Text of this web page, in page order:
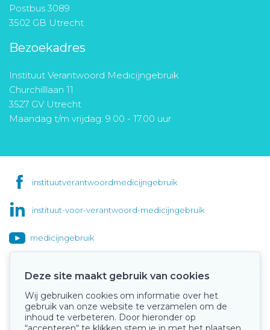
Postbus 3089
3502 GB Utrecht
Bezoekadres
Instituut Verantwoord Medicijngebruik
Churchilllaan 11
3527 GV Utrecht
Maandag t/m vrijdag: 9.00 - 17.00 uur
instituutverantwoordmedicijngebruik
instituut-voor-verantwoord-medicijngebruik
medicijngebruik
Onze keurmerken
Deze site maakt gebruik van cookies
Wij gebruiken cookies om informatie over het
gebruik van onze website te verzamelen om de
inhoud te verbeteren. Door hieronder op